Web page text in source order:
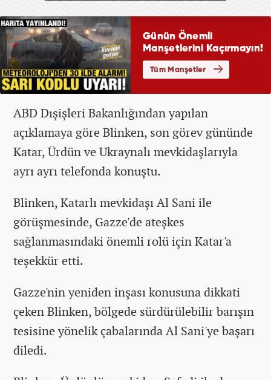
ABD Dışişleri Bakanlığından yapılan
açıklamaya göre Blinken, son görev gününde
Katar, Ürdün ve Ukraynalı mevkidaşlarıyla
ayrı ayrı telefonda konuştu.
Blinken, Katarlı mevkidaşı Al Sani ile
görüşmesinde, Gazze'de ateşkes
sağlanmasındaki önemli rolü için Katar'a
teşekkür etti.
Gazze'nin yeniden inşası konusuna dikkati
çeken Blinken, bölgede sürdürülebilir barışın
tesisine yönelik çabalarında Al Sani'ye başarı
diledi.